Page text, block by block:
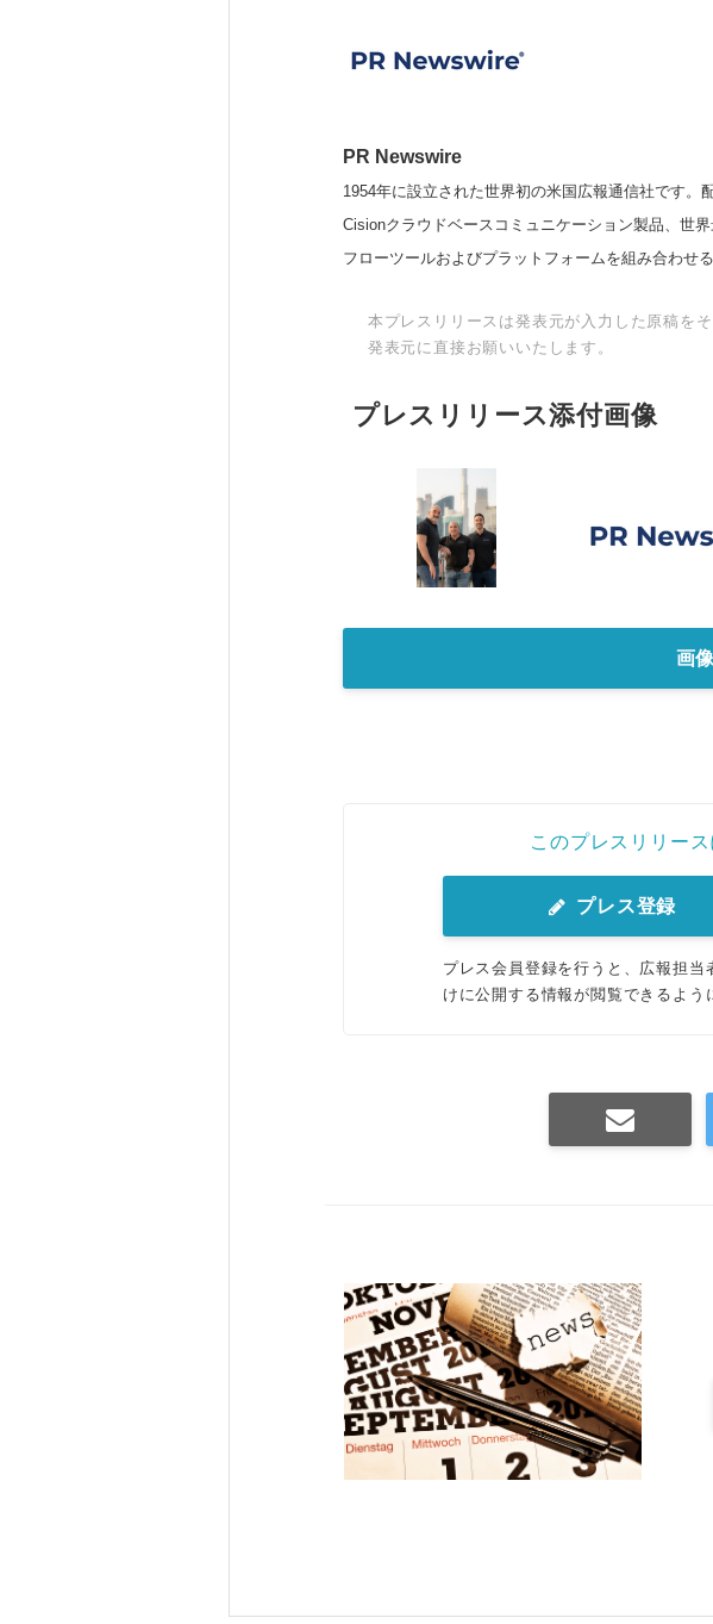
PR Newswire
1954年に設立された世界初の米国広報通信社です。
Cisionクラウドベースコミュニケーション製品、世
フローツールおよびプラットフォームを組み合わせ
本プレスリリースは発表元が入力した原稿を
発表元に直接お願いいたします。
プレスリリース添付画像
画
このプレスリリー
プレス登録
プレス会員登録を行うと、広報担
けに公開する情報が閲覧できるよう